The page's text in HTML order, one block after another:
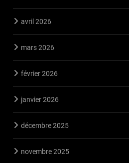
avril 2026
mars 2026
février 2026
janvier 2026
décembre 2025
novembre 2025